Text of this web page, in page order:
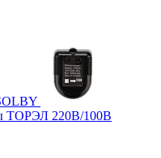
ТОРЭЛ 220В/100В